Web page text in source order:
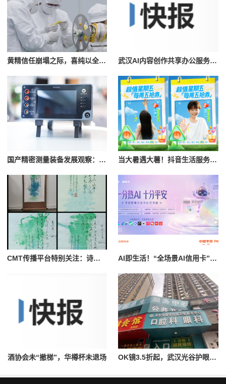
黄精信任崩塌之际，喜纯以全链路透明溯源重塑行业品质标准 武汉AI内容创作共享办公服务介绍｜Y/OUR SPACE武汉站参考
国产精密测量装备发展观察：星云电压内阻测试仪产品简介 当大暑遇大薯！抖音生活服务「超值星期五薯条节」带你抢券消薯过周五
​CMT传播平台特别关注：诗书画歌舞影照全球艺术作品完成 AI即生活！“全场景AI信用卡”平安悦享白金信用卡AI生活版来了
酒协会未“撤梯”，华樽杯未退场 OK镜3.5折起，武汉光谷护眼基地惠民在行动